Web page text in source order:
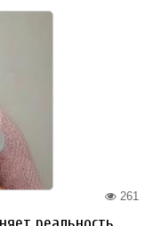
261